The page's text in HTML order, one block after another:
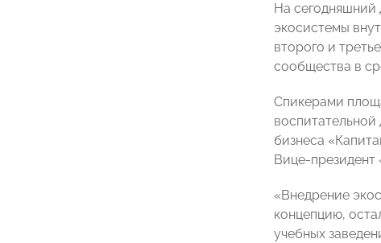
На сегодняшний
экосистемы
второго и
сообщества в
Спикерами
бизнеса
Вице-
«Внедрение
концепцию,
учебных